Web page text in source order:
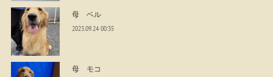
母 ベル
2023.09.24 00:35
母 モコ